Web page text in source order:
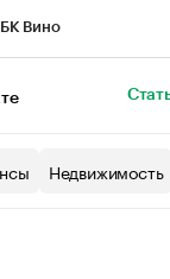
Вино
Недвижимость